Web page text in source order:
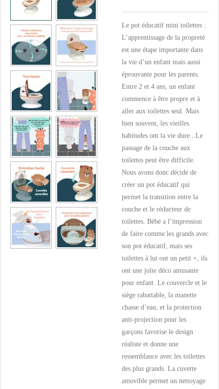
Le pot éducatif mini toilettes :
L’apprentissage de la propreté
est une étape importante dans
la vie d’un enfant mais aussi
éprouvante pour les parents.
Entre 2 et 4 ans, un enfant
commence à être propre et à
aller aux toilettes seul. Mais
bien souvent, les vieilles
habitudes ont la vie dure...Le
passage de la couche aux
toilettes peut être difficile.
Nous avons donc décidé de
créer un pot éducatif qui
permet la transition entre la
couche et le réducteur de
toilettes. Bébé a l’impression
de faire comme les grands avec
son pot éducatif, mais ses
toilettes à lui ont un petit +, ils
ont une jolie déco amusante
pour enfant. Le couvercle et le
siège rabattable, la manette
chasse d’eau, et la protection
anti-projection pour les
garçons favorise le design
réaliste et donne une
ressemblance avec les toilettes
des plus grands. La cuvette
amovible permet un nettoyage